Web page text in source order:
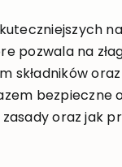
pozwala na
składników
bezpieczne
zasady oraz jak